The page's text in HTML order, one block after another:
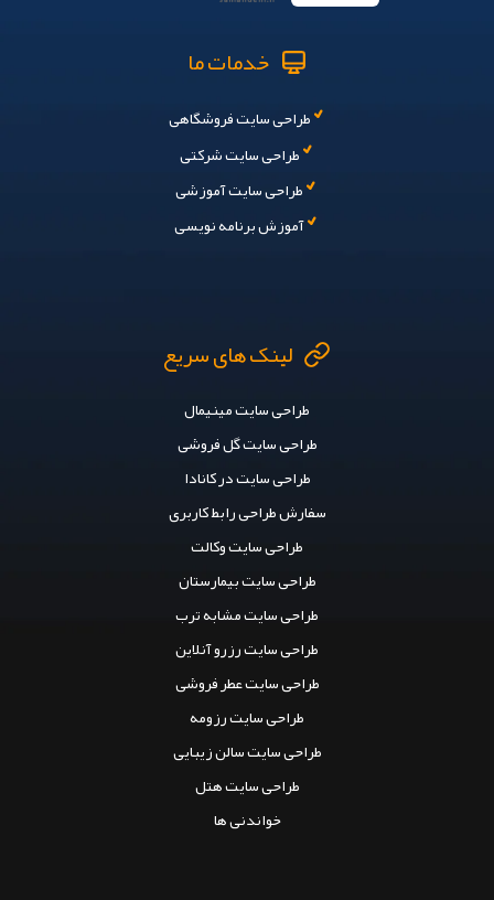
خدمات ما
طراحی سایت فروشگاهی
طراحی سایت شرکتی
طراحی سایت آموزشی
آموزش برنامه نویسی
لینک های سریع
طراحی سایت مینیمال
طراحی سایت گل فروشی
طراحی سایت در کانادا
سفارش طراحی رابط کاربری
طراحی سایت وکالت
طراحی سایت بیمارستان
طراحی سایت مشابه ترب
طراحی سایت رزرو آنلاین
طراحی سایت عطر فروشی
طراحی سایت رزومه
طراحی سایت سالن زیبایی
طراحی سایت هتل
خواندنی ها